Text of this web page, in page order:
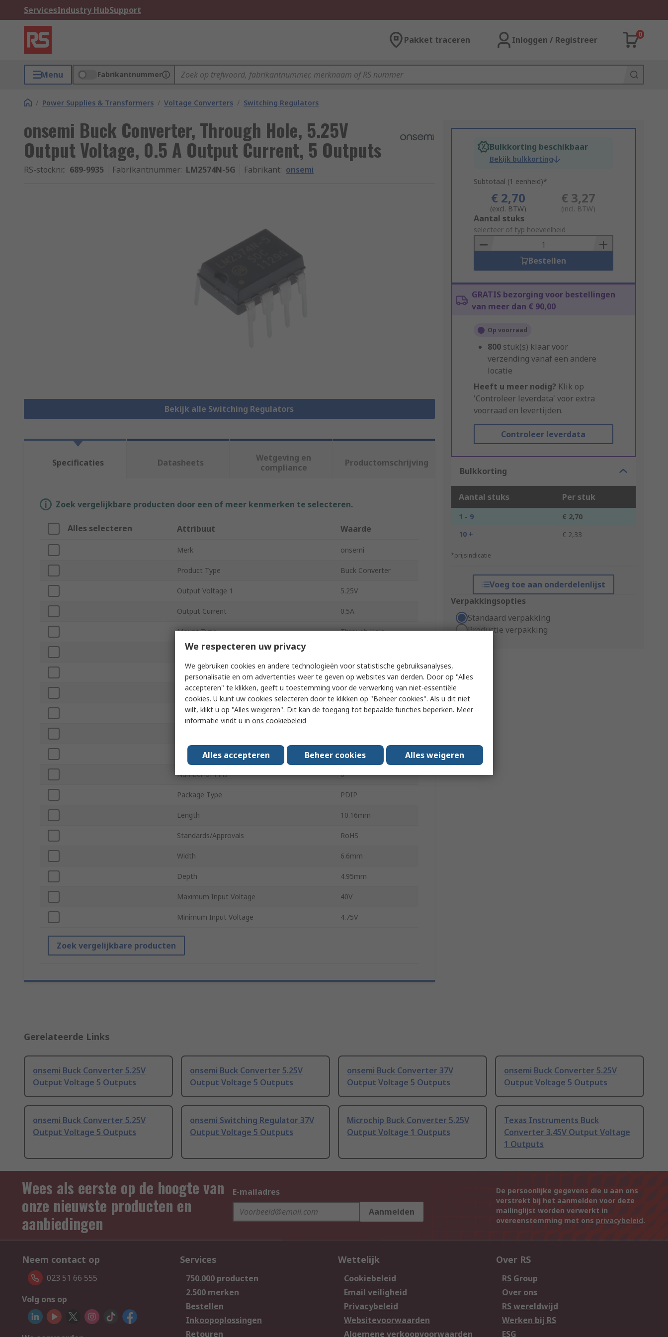
ServicesIndustry HubSupport
Pakket traceren Inloggen / Registreer
0
Menu Fabrikantnummer
/ Power Supplies & Transformers / Voltage Converters / Switching Regulators
onsemi Buck Converter, Through Hole, 5.25V
Output Voltage, 0.5 A Output Current, 5 Outputs
RS-stocknr.: 689-9935 Fabrikantnummer: LM2574N-5G Fabrikant: onsemi
Bekijk alle Switching Regulators
Bulkkorting beschikbaar
Bekijk bulkkorting
Subtotaal (1 eenheid)*
€ 2,70
(excl. BTW)
€ 3,27
(incl. BTW)
Add
to
Basket
Aantal stuks
selecteer of typ hoeveelheid
Bestellen
GRATIS bezorging voor bestellingen
van meer dan € 90,00
Op voorraad
800 stuk(s) klaar voor
verzending vanaf een andere
locatie
Heeft u meer nodig? Klik op
'Controleer leverdata' voor extra
voorraad en levertijden.
Controleer leverdata
Bulkkorting
Aantal stuks Per stuk
1 - 9
€ 2,70
10 +
€ 2,33
*prijsindicatie
Voeg toe aan onderdelenlijst
Verpakkingsopties
Standaard verpakking
Productie verpakking
Specificaties Datasheets
Wetgeving en
compliance
Productomschrijving
Zoek vergelijkbare producten door een of meer kenmerken te selecteren.
Alles selecteren Attribuut Waarde
Merk onsemi
Product Type Buck Converter
Output Voltage 1 5.25V
Output Current 0.5A
Mount Type Through Hole
Number of Outputs
Efficiency 77%
Maximum Operating Temperature 125°C
LM2574
Number of Pins 8
Package Type PDIP
Length 10.16mm
Standards/Approvals RoHS
Width 6.6mm
Depth 4.95mm
Maximum Input Voltage 40V
Minimum Input Voltage 4.75V
Zoek vergelijkbare producten
Gerelateerde Links
onsemi Buck Converter 5.25V
Output Voltage 5 Outputs
onsemi Buck Converter 5.25V
Output Voltage 5 Outputs
onsemi Buck Converter 37V
Output Voltage 5 Outputs
onsemi Buck Converter 5.25V
Output Voltage 5 Outputs
onsemi Buck Converter 5.25V
Output Voltage 5 Outputs
onsemi Switching Regulator 37V
Output Voltage 5 Outputs
Microchip Buck Converter 5.25V
Output Voltage 1 Outputs
Texas Instruments Buck
Converter 3.45V Output Voltage
1 Outputs
Wees als eerste op de hoogte van
onze nieuwste producten en
aanbiedingen
E-mailadres
Aanmelden
De persoonlijke gegevens die u aan ons
verstrekt bij het aanmelden voor deze
mailinglijst worden verwerkt in
overeenstemming met ons privacybeleid.
Neem contact op
023 51 66 555
Volg ons op
Services
750.000 producten
2.500 merken
Bestellen
Inkoopoplossingen
Retouren
Wettelijk
Cookiebeleid
Email veiligheid
Privacybeleid
Websitevoorwaarden
Algemene verkoopvoorwaarden
Over RS
RS Group
Over ons
RS wereldwijd
Werken bij RS
ESG
We respecteren uw privacy
We gebruiken cookies en andere technologieën voor statistische gebruiksanalyses,
personalisatie en om advertenties weer te geven op websites van derden. Door op "Alles
accepteren" te klikken, geeft u toestemming voor de verwerking van niet-essentiële
cookies. U kunt uw cookies selecteren door te klikken op "Beheer cookies". Als u dit niet
wilt, klikt u op "Alles weigeren". Dit kan de toegang tot bepaalde functies beperken. Meer
informatie vindt u in ons cookiebeleid
Alles accepteren Beheer cookies Alles weigeren